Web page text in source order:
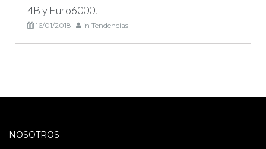
4B y Euro6000.
16/01/2018 in Tendencias
NOSOTROS